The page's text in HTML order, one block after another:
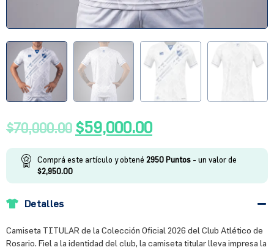
$70,000.00 $59,000.00
Comprá este artículo y obtené 2950Puntos - un valor de
$2,950.00
Detalles
Camiseta TITULAR de la Colección Oficial 2026 del Club Atlético de
Rosario. Fiel a la identidad del club, la camiseta titular lleva impresa la